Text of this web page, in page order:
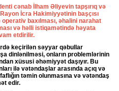
cənab İlham Əliyevin tapşırıq və
İcra Hakimiyyətinin başçısı
baxılması, əhalini narahat
və həlli istiqamətində həyata
etdirilir.
keçirilən səyyar qəbullar
dinlənilməsi, onların problemlərinin
xüsusi əhəmiyyət daşıyır. Bu
ilə vətəndaşlar arasında açıq və
təmin olunmasına və vətəndaş
edir.